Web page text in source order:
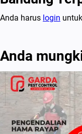
Anda harus login
Anda